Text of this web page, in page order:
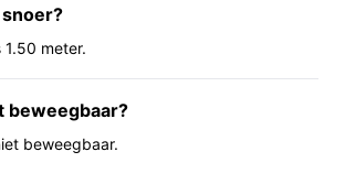
tot ongeveer 30 m². Vooral
een buitenunit niet gewenst of
1.50 meter.
beweegbaar?
beweegbaar.